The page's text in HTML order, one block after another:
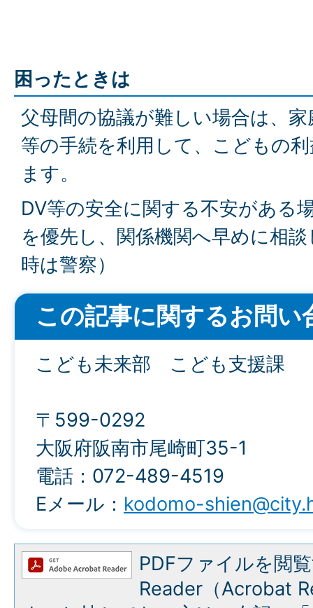
困ったときは
父母間の協議が難しい場合は、
等の手続を利用して、こどもの
ます。
DV等の安全に関する不安がある
を優先し、関係機関へ早めに相
時は警察）
この記事に関するお問い
こども未来部 こども支援課
〒599-0292
大阪府阪南市尾崎町35-1
電話：072-489-4519
Eメール： kodomo-
PDFファイルを閲
Reader（Acrobat